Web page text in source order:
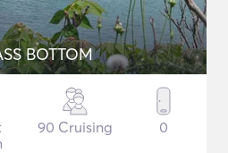
BOTTOM
90 Cruising 0